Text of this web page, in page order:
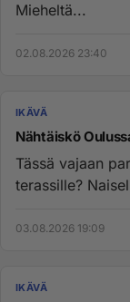
Mieheltä...
02.08.2026 23:40
IKÄVÄ
Nähtäiskö
Tässä vajaan
03.08.2026 19:09
IKÄVÄ